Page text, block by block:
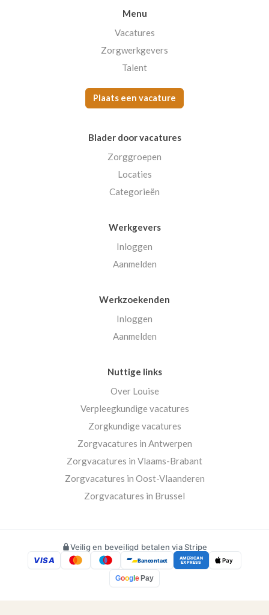
Menu
Vacatures
Zorgwerkgevers
Talent
Plaats een vacature
Blader door vacatures
Zorggroepen
Locaties
Categorieën
Werkgevers
Inloggen
Aanmelden
Werkzoekenden
Inloggen
Aanmelden
Nuttige links
Over Louise
Verpleegkundige vacatures
Zorgkundige vacatures
Zorgvacatures in Antwerpen
Zorgvacatures in Vlaams-Brabant
Zorgvacatures in Oost-Vlaanderen
Zorgvacatures in Brussel
Veilig en beveiligd betalen via Stripe
VISA
Bancontact AMERICAN
EXPRESS Pay
Googl e Pay